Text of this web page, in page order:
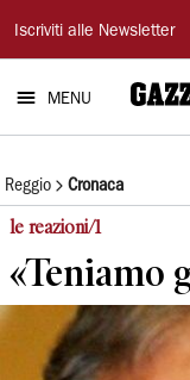
Gazzetta
di
Reggio
Iscriviti alle Newsletter
MENU
Reggio Cronaca
le reazioni/1
«Teniamo